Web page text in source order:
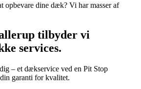
opbevare dine dæk? Vi har masser af
tilbyder vi
services.
– et dækservice ved en Pit Stop
garanti for kvalitet.